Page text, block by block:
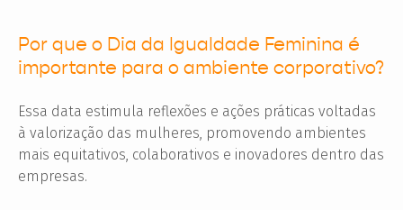
Por que o Dia da Igualdade Feminina é
importante para o ambiente corporativo?
Essa data estimula reflexões e ações práticas voltadas
à valorização das mulheres, promovendo ambientes
mais equitativos, colaborativos e inovadores dentro das
empresas.